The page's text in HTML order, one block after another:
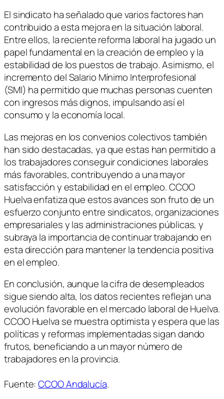
El sindicato ha señalado que varios factores han
contribuido a esta mejora en la situación laboral.
Entre ellos, la reciente reforma laboral ha jugado un
papel fundamental en la creación de empleo y la
estabilidad de los puestos de trabajo. Asimismo, el
incremento del Salario Mínimo Interprofesional
(SMI) ha permitido que muchas personas cuenten
con ingresos más dignos, impulsando así el
consumo y la economía local.
Las mejoras en los convenios colectivos también
han sido destacadas, ya que estas han permitido a
los trabajadores conseguir condiciones laborales
más favorables, contribuyendo a una mayor
satisfacción y estabilidad en el empleo. CCOO
Huelva enfatiza que estos avances son fruto de un
esfuerzo conjunto entre sindicatos, organizaciones
empresariales y las administraciones públicas, y
subraya la importancia de continuar trabajando en
esta dirección para mantener la tendencia positiva
en el empleo.
En conclusión, aunque la cifra de desempleados
sigue siendo alta, los datos recientes reflejan una
evolución favorable en el mercado laboral de Huelva.
CCOO Huelva se muestra optimista y espera que las
políticas y reformas implementadas sigan dando
frutos, beneficiando a un mayor número de
trabajadores en la provincia.
Fuente:CCOO Andalucía.